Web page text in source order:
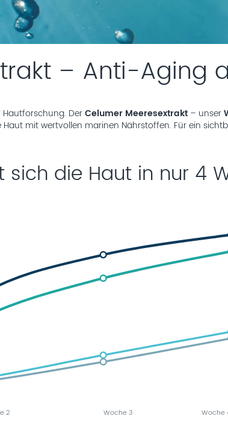
– Anti-Aging
DerCelumer Meeresextrakt – unser
mit wertvollen marinen Nährstoffen. Für ein
sich die Haut in nur 4
2 Woche 3 Woche